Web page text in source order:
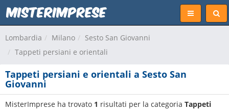
Lombardia Milano
Sesto San Giovanni
Tappeti persiani e orientali
Tappeti persiani e orientali a Sesto San
Giovanni
MisterImprese ha trovato 1 risultati per la categoria Tappeti